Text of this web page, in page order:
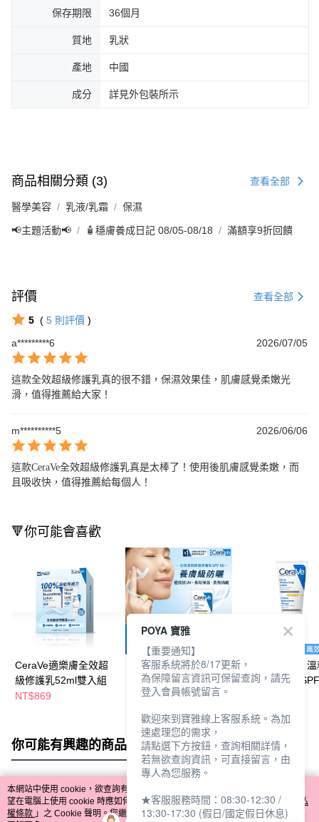
保存期限 36個月
質地 乳狀
產地 中國
成分 詳見外包裝所示
商品相關分類 (3) 查看全部
醫學美容 乳液/乳霜 保濕
📢主題活動📢 🧴穩膚養成日記 08/05-08/18 滿額享9折回饋
評價 查看全部
5 ( 5 則評價 )
a*********6
2026/07/05
這款全效超級修護乳真的很不錯，保濕效果佳，肌膚感覺柔嫩光
滑，值得推薦給大家！
m**********5 2026/06/06
這款CeraVe全效超級修護乳真是太棒了！使用後肌膚感覺柔嫩，而
且吸收快，值得推薦給每個人！
🔻你可能會喜歡
CeraVe適樂膚全效超
級修護乳52ml雙入組
NT$869
CeraVe適樂膚 全效清
爽修護防曬乳SPF50
52ml
NT$535
CeraVe適樂膚
爽保濕防曬乳
你可能有興趣的商品 全站排行
熱門標籤
本網站中使用 cookie，欲查詢有關本網站使用 cookie 方式之詳情，及若您不希
望在電腦上使用 cookie 時應如何變更電腦的 cookie 設定，請參閱本網站「
隱私
權條款 」之 Cookie 聲明。您繼續使用本網站即表示您同意本公司得按本網站使
POYA 寶雅
【重要通知】
客服系統將於8/17更新，
為保障留言資訊可保留查詢，請先
登入會員帳號留言。
歡迎來到寶雅線上客服系統。為加
速處理您的需求，
請點選下方按鈕，查詢相關詳情，
若無欲查詢資訊，可直接留言，由
專人為您服務。
★客服服務時間：08:30-12:30 /
13:30-17:30 (假日/國定假日休息)